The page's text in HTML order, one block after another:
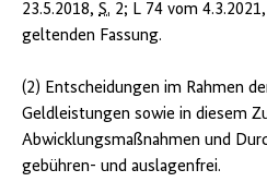
23.5.2018, S. 2; L 74 vom 4.3.2021,
geltenden Fassung.
(2) Entscheidungen im Rahmen
Geldleistungen sowie in diesem
Abwicklungsmaßnahmen und
gebühren- und auslagenfrei.